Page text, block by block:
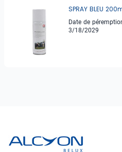
SPRAY BLEU
Date de
3/18/2029